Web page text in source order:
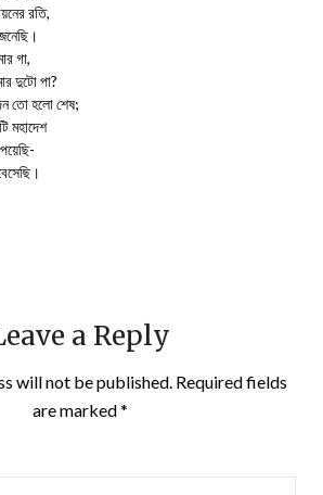
রতি,
গা,
দুটো পা?
তো হলো শেষ;
মহাদেশ
a Reply
will not be published. Required fields
are marked*